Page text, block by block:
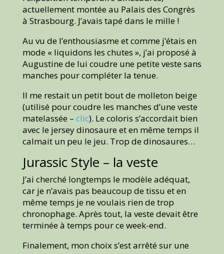
actuellement montée au Palais des Congrès
à Strasbourg. J’avais tapé dans le mille !
Au vu de l’enthousiasme et comme j’étais en
mode « liquidons les chutes », j’ai proposé à
Augustine de lui coudre une petite veste sans
manches pour compléter la tenue.
Il me restait un petit bout de molleton beige
(utilisé pour coudre les manches d’une veste
matelassée – clic). Le coloris s’accordait bien
avec le jersey dinosaure et en même temps il
calmait un peu le jeu. Trop de dinosaures…
Jurassic Style – la veste
J’ai cherché longtemps le modèle adéquat,
car je n’avais pas beaucoup de tissu et en
même temps je ne voulais rien de trop
chronophage. Après tout, la veste devait être
terminée à temps pour ce week-end.
Finalement, mon choix s’est arrêté sur une